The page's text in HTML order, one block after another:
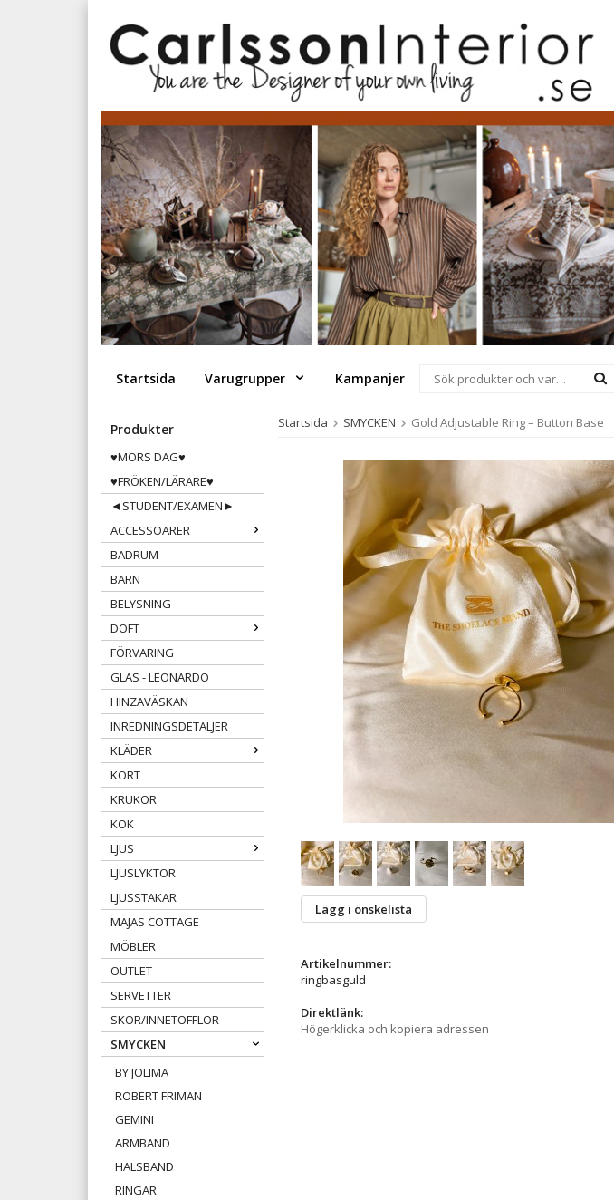
Startsida Varugrupper Kampanjer
Produkter
♥MORS DAG♥
♥FRÖKEN/LÄRARE♥
◄STUDENT/EXAMEN►
ACCESSOARER
BADRUM
BARN
BELYSNING
DOFT
FÖRVARING
GLAS - LEONARDO
HINZAVÄSKAN
INREDNINGSDETALJER
KLÄDER
KORT
KRUKOR
KÖK
LJUS
LJUSLYKTOR
LJUSSTAKAR
MAJAS COTTAGE
MÖBLER
OUTLET
SERVETTER
SKOR/INNETOFFLOR
SMYCKEN
BY JOLIMA
ROBERT FRIMAN
GEMINI
ARMBAND
HALSBAND
RINGAR
Startsida SMYCKEN Gold Adjustable Ring – Button Base
Lägg i önskelista
Artikelnummer:
ringbasguld
Direktlänk:
Högerklicka och kopiera adressen